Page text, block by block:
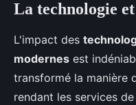
La technologie
L'impact des
modernes est
transformé la manière
rendant les services